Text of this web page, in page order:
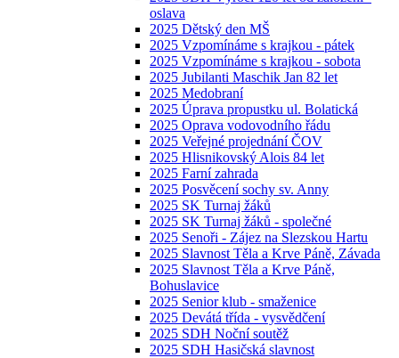
oslava
2025 Dětský den MŠ
2025 Vzpomínáme s krajkou - pátek
2025 Vzpomínáme s krajkou - sobota
2025 Jubilanti Maschik Jan 82 let
2025 Medobraní
2025 Úprava propustku ul. Bolatická
2025 Oprava vodovodního řádu
2025 Veřejné projednání ČOV
2025 Hlisnikovský Alois 84 let
2025 Farní zahrada
2025 Posvěcení sochy sv. Anny
2025 SK Turnaj žáků
2025 SK Turnaj žáků - společné
2025 Senoři - Zájez na Slezskou Hartu
2025 Slavnost Těla a Krve Páně, Závada
2025 Slavnost Těla a Krve Páně,
Bohuslavice
2025 Senior klub - smaženice
2025 Devátá třída - vysvědčení
2025 SDH Noční soutěž
2025 SDH Hasičská slavnost